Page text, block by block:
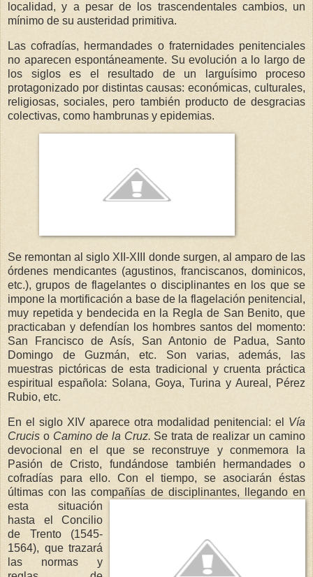
localidad, y a pesar de los trascendentales cambios, un
mínimo de su austeridad primitiva.
Las cofradías, hermandades o fraternidades penitenciales
no aparecen espontáneamente. Su evolución a lo largo de
los siglos es el resultado de un larguísimo proceso
protagonizado por distintas causas: económicas, culturales,
religiosas, sociales, pero también producto de desgracias
colectivas, como hambrunas y epidemias.
Se remontan al siglo XII-XIII donde surgen, al amparo de las
órdenes mendicantes (agustinos, franciscanos, dominicos,
etc.), grupos de flagelantes o disciplinantes en los que se
impone la mortificación a base de la flagelación penitencial,
muy repetida y bendecida en la Regla de San Benito, que
practicaban y defendían los hombres santos del momento:
San Francisco de Asís, San Antonio de Padua, Santo
Domingo de Guzmán, etc. Son varias, además, las
muestras pictóricas de esta tradicional y cruenta práctica
espiritual española: Solana, Goya, Turina y Aureal, Pérez
Rubio, etc.
En el siglo XIV aparece otra modalidad penitencial: el Vía
Crucis o Camino de la Cruz. Se trata de realizar un camino
devocional en el que se reconstruye y conmemora la
Pasión de Cristo, fundándose también hermandades o
cofradías para ello. Con el tiempo, se asociarán éstas
últimas con las compañías de disciplinantes, llegando en
esta situación
hasta el Concilio
de Trento (1545-
1564), que trazará
las normas y